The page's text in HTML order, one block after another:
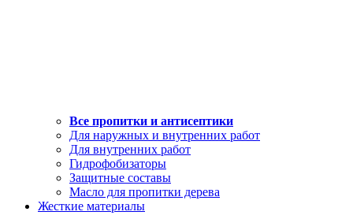
Все пропитки и антисептики
Для наружных и внутренних работ
Для внутренних работ
Гидрофобизаторы
Защитные составы
Масло для пропитки дерева
Жесткие материалы